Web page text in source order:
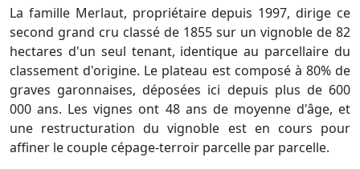
La famille Merlaut, propriétaire depuis 1997, dirige ce
second grand cru classé de 1855 sur un vignoble de 82
hectares d'un seul tenant, identique au parcellaire du
classement d'origine. Le plateau est composé à 80% de
graves garonnaises, déposées ici depuis plus de 600
000 ans. Les vignes ont 48 ans de moyenne d'âge, et
une restructuration du vignoble est en cours pour
affiner le couple cépage-terroir parcelle par parcelle.